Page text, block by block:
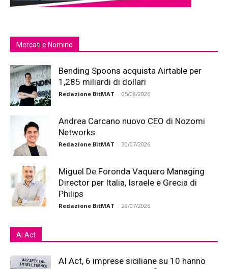
Mercati e Nomine
Bending Spoons acquista Airtable per
1,285 miliardi di dollari
Redazione BitMAT - 05/08/2026
Andrea Carcano nuovo CEO di Nozomi
Networks
Redazione BitMAT - 30/07/2026
Miguel De Foronda Vaquero Managing
Director per Italia, Israele e Grecia di
Philips
Redazione BitMAT - 29/07/2026
Ai Act
AI Act, 6 imprese siciliane su 10 hanno